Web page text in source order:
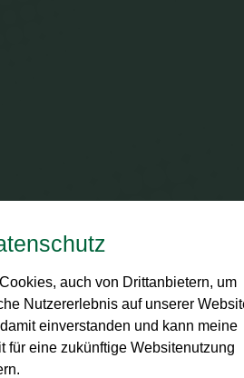
auch von Drittanbietern, um
Nutzererlebnis auf unserer
einverstanden und kann meine
für eine zukünftige Websitenutzung